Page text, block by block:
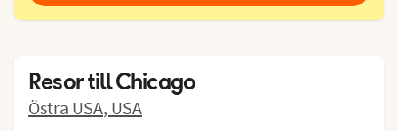
Resor tillChicago
Östra USA, USA